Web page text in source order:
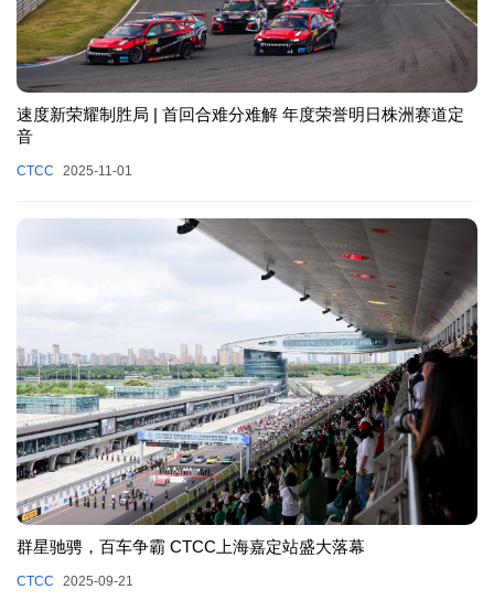
速度新荣耀制胜局 | 首回合难分难解 年度荣誉明日株洲赛道定
音
CTCC 2025-11-01
群星驰骋，百车争霸 CTCC上海嘉定站盛大落幕
CTCC 2025-09-21